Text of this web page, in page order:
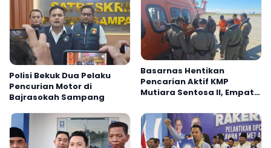
Polisi Bekuk Dua Pelaku
Pencurian Motor di
Bajrasokah Sampang
Basarnas Hentikan
Pencarian Aktif KMP
Mutiara Sentosa II, Empat